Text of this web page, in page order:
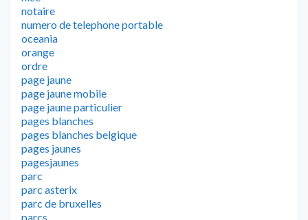
notaire
numero de telephone portable
oceania
orange
ordre
page jaune
page jaune mobile
page jaune particulier
pages blanches
pages blanches belgique
pages jaunes
pagesjaunes
parc
parc asterix
parc de bruxelles
parcs